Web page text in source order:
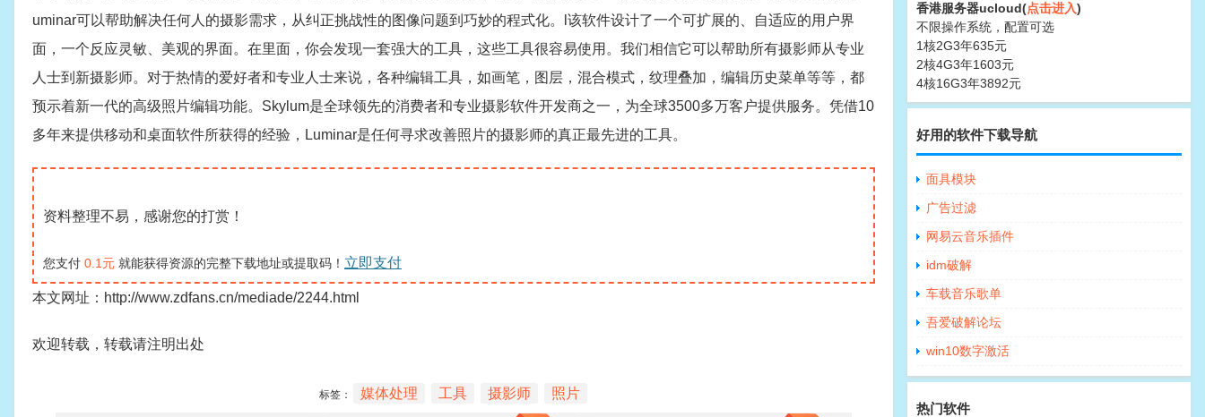
uminar可以帮助解决任何人的摄影需求，从纠正挑战性的图像问题到巧妙的程式化。l该软件设计了一个可扩展的、自适应的用户界
面，一个反应灵敏、美观的界面。在里面，你会发现一套强大的工具，这些工具很容易使用。我们相信它可以帮助所有摄影师从专业
人士到新摄影师。对于热情的爱好者和专业人士来说，各种编辑工具，如画笔，图层，混合模式，纹理叠加，编辑历史菜单等等，都
预示着新一代的高级照片编辑功能。Skylum是全球领先的消费者和专业摄影软件开发商之一，为全球3500多万客户提供服务。凭借10
多年来提供移动和桌面软件所获得的经验，Luminar是任何寻求改善照片的摄影师的真正最先进的工具。
资料整理不易，感谢您的打赏！
您支付 0.1元 就能获得资源的完整下载地址或提取码！ 立即支付
本文网址：http://www.zdfans.cn/mediade/2244.html
欢迎转载，转载请注明出处
标签： 媒体处理 工具 摄影师 照片
香港服务器ucloud(点击进入)
不限操作系统，配置可选
1核2G3年635元
2核4G3年1603元
4核16G3年3892元
好用的软件下载导航
面具模块
广告过滤
网易云音乐插件
idm破解
车载音乐歌单
吾爱破解论坛
win10数字激活
热门软件